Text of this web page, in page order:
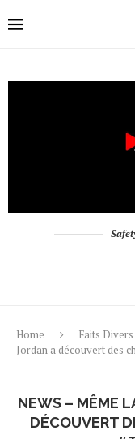
Home Faits Divers
Jordan a découvert des
NEWS – MÊME
DÉCOUVERT